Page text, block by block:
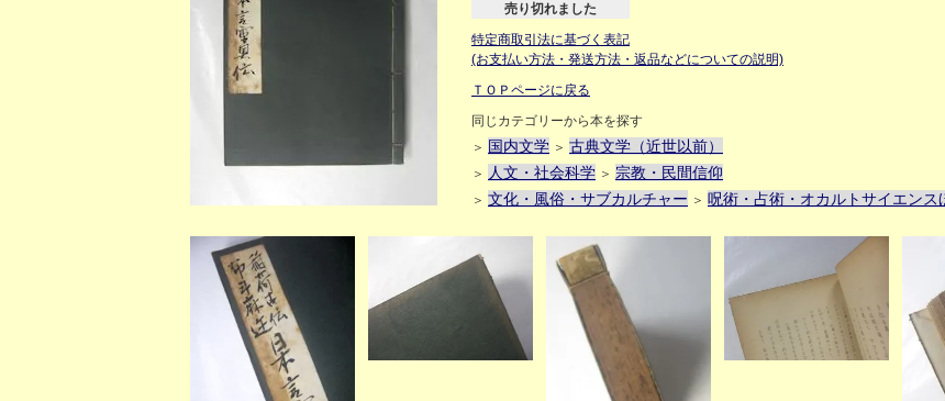
売り切れました
特定商取引法に基づく表記
(お支払い方法・発送方法・返品などについての説明)
ＴＯＰページに戻る
同じカテゴリーから本を探す
＞ 国内文学 ＞ 古典文学（近世以前）
＞ 人文・社会科学 ＞ 宗教・民間信仰
＞ 文化・風俗・サブカルチャー ＞ 呪術・占術・オカルトサイエンス